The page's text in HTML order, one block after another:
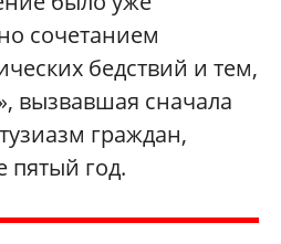
сочетанием
бедствий и тем,
вызвавшая сначала
граждан,
пятый год.